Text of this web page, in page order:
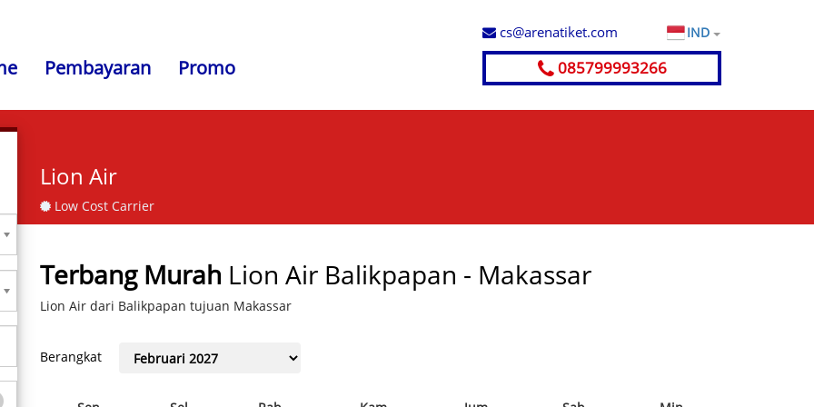
Pembayaran Promo
cs@arenatiket.com IND
085799993266
Lion Air
Low Cost Carrier
Terbang Murah Lion Air Balikpapan - Makassar
Lion Air dari Balikpapan tujuan Makassar
Berangkat